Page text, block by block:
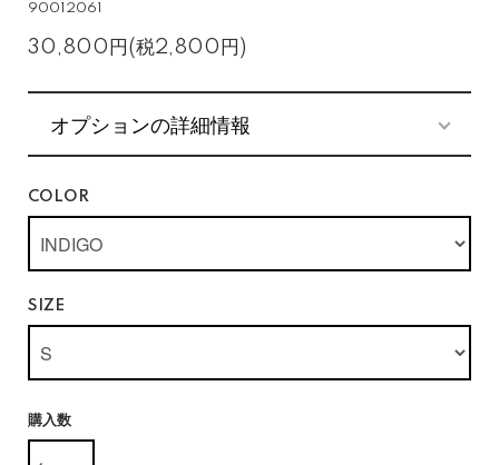
90012061
30,800円(税2,800円)
オプションの詳細情報
COLOR
SIZE
購入数